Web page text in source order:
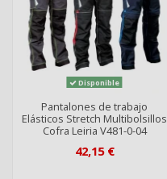
Disponible
Pantalones de trabajo
Elásticos Stretch Multibolsillos
Cofra Leiria V481-0-04
42,15 €